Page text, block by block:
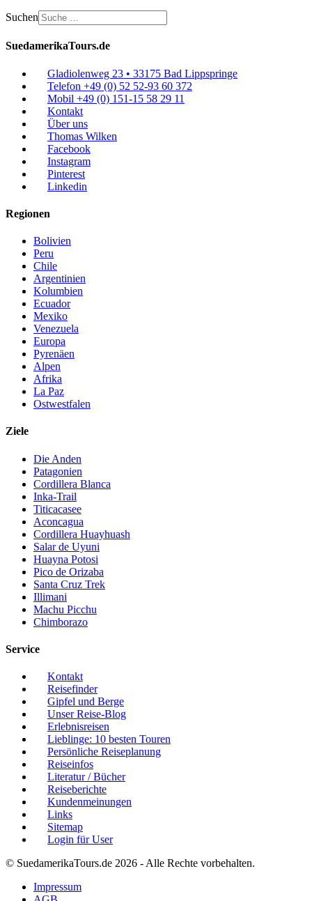
Suchen
SuedamerikaTours.de
Gladiolenweg 23 • 33175 Bad Lippspringe
Telefon +49 (0) 52 52-93 60 372
Mobil +49 (0) 151-15 58 29 11
Kontakt
Über uns
Thomas Wilken
Facebook
Instagram
Pinterest
Linkedin
Regionen
Bolivien
Peru
Chile
Argentinien
Kolumbien
Ecuador
Mexiko
Venezuela
Europa
Pyrenäen
Alpen
Afrika
La Paz
Ostwestfalen
Ziele
Die Anden
Patagonien
Cordillera Blanca
Inka-Trail
Titicacasee
Aconcagua
Cordillera Huayhuash
Salar de Uyuni
Huayna Potosi
Pico de Orizaba
Santa Cruz Trek
Illimani
Machu Picchu
Chimborazo
Service
Kontakt
Reisefinder
Gipfel und Berge
Unser Reise-Blog
Erlebnisreisen
Lieblinge: 10 besten Touren
Persönliche Reiseplanung
Reiseinfos
Literatur / Bücher
Reiseberichte
Kundenmeinungen
Links
Sitemap
Login für User
© SuedamerikaTours.de 2026 - Alle Rechte vorbehalten.
Impressum